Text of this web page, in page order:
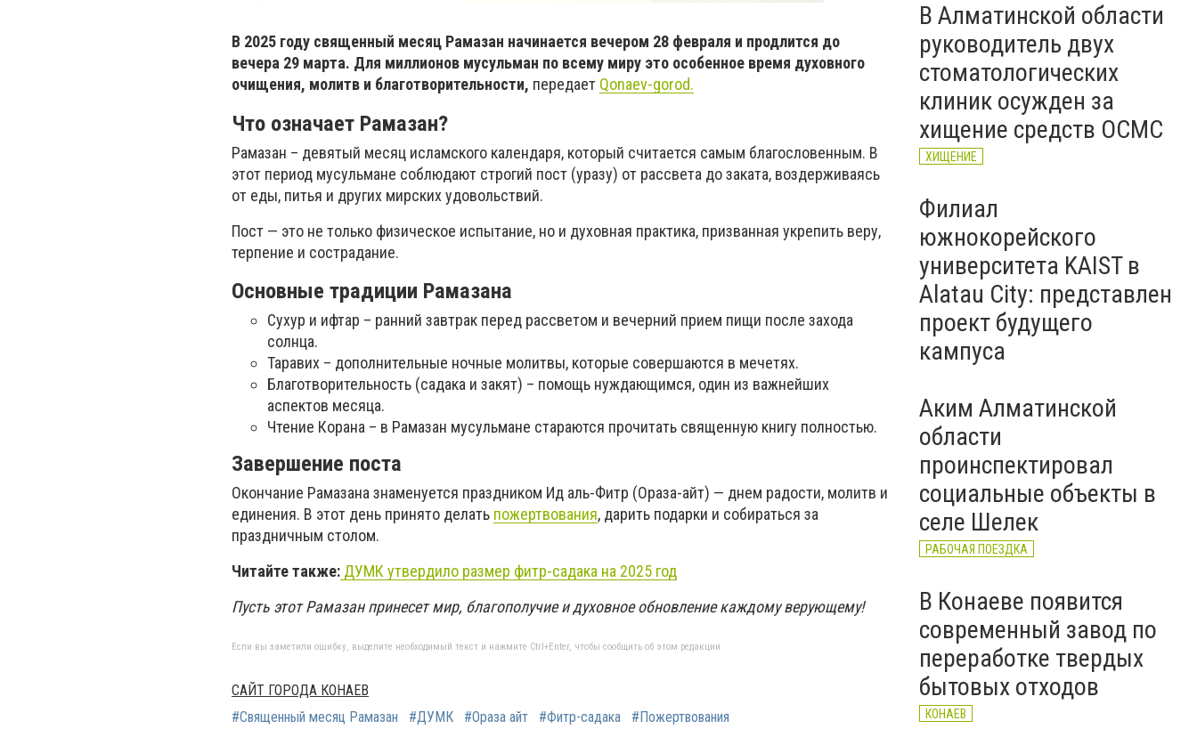
В 2025 году священный месяц Рамазан начинается вечером 28 февраля и продлится до
вечера 29 марта. Для миллионов мусульман по всему миру это особенное время духовного
очищения, молитв и благотворительности, передает Qonaev-gorod.
Что означает Рамазан?
Рамазан – девятый месяц исламского календаря, который считается самым благословенным. В
этот период мусульмане соблюдают строгий пост (уразу) от рассвета до заката, воздерживаясь
от еды, питья и других мирских удовольствий.
Пост — это не только физическое испытание, но и духовная практика, призванная укрепить веру,
терпение и сострадание.
Основные традиции Рамазана
Сухур и ифтар – ранний завтрак перед рассветом и вечерний прием пищи после захода
солнца.
Таравих – дополнительные ночные молитвы, которые совершаются в мечетях.
Благотворительность (садака и закят) – помощь нуждающимся, один из важнейших
аспектов месяца.
Чтение Корана – в Рамазан мусульмане стараются прочитать священную книгу полностью.
Завершение поста
Окончание Рамазана знаменуется праздником Ид аль-Фитр (Ораза-айт) — днем радости, молитв и
единения. В этот день принято делать пожертвования, дарить подарки и собираться за
праздничным столом.
Читайте также: ДУМК утвердило размер фитр-садака на 2025 год
Пусть этот Рамазан принесет мир, благополучие и духовное обновление каждому верующему!
Если вы заметили ошибку, выделите необходимый текст и нажмите Ctrl+Enter, чтобы сообщить об этом редакции
САЙТ ГОРОДА КОНАЕВ
#Священный месяц Рамазан
#ДУМК #Ораза айт #Фитр-садака #Пожертвования
В Алматинской области
руководитель двух
стоматологических
клиник осужден за
хищение средств ОСМС
ХИЩЕНИЕ
Филиал
южнокорейского
университета KAIST в
Alatau City: представлен
проект будущего
кампуса
Аким Алматинской
области
проинспектировал
социальные объекты в
селе Шелек
РАБОЧАЯ ПОЕЗДКА
В Конаеве появится
современный завод по
переработке твердых
бытовых отходов
КОНАЕВ